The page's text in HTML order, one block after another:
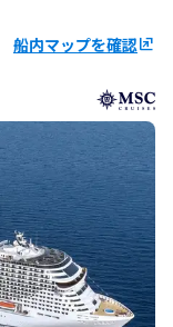
船内マップを確認ungroup